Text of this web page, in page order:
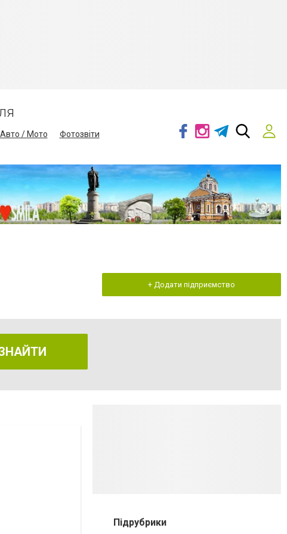
Авто / Мото
Фотозвіти
+ Додати підприємство
Підрубрики